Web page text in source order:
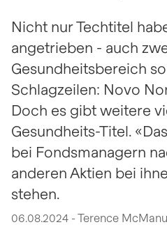
Nicht nur Techtitel
angetrieben - auch
Gesundheitsbereich
Schlagzeilen: Novo
Doch es gibt weitere
Gesundheits-Titel.
bei Fondsmanagern
anderen Aktien bei
stehen.
06.08.2024 - Terence